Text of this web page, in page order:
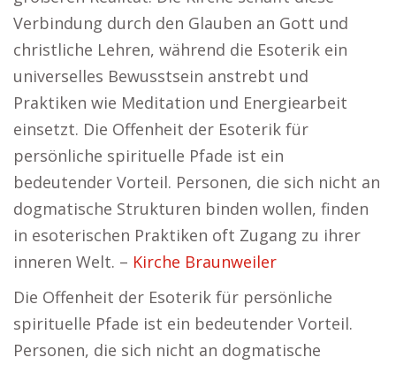
Verbindung durch den Glauben an Gott und
christliche Lehren, während die Esoterik ein
universelles Bewusstsein anstrebt und
Praktiken wie Meditation und Energiearbeit
einsetzt. Die Offenheit der Esoterik für
persönliche spirituelle Pfade ist ein
bedeutender Vorteil. Personen, die sich nicht an
dogmatische Strukturen binden wollen, finden
in esoterischen Praktiken oft Zugang zu ihrer
inneren Welt. – Kirche Braunweiler
Die Offenheit der Esoterik für persönliche
spirituelle Pfade ist ein bedeutender Vorteil.
Personen, die sich nicht an dogmatische